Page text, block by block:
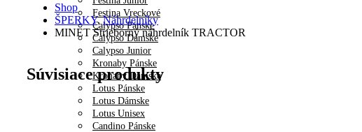
Festina Vreckové
Calypso Pánske
Calypso Dámske
Calypso Junior
Kronaby Pánske
Kronaby Dámske
Lotus Pánske
Lotus Dámske
Lotus Unisex
Candino Pánske
Shop
ŠPERKY,Náhrdelníky
MINET Strieborný náhrdelník TRACTOR
Súvisiace produkty